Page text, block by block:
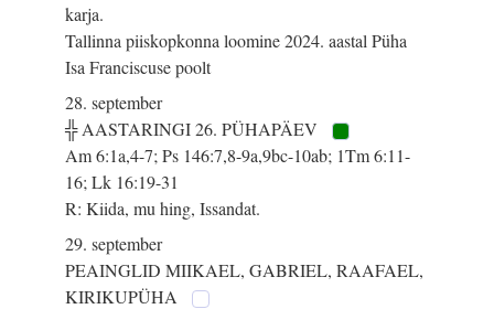
karja.
Tallinna piiskopkonna loomine 2024. aastal Püha
Isa Franciscuse poolt
28. september
╬ AASTARINGI 26. PÜHAPÄEV
Am 6:1a,4-7; Ps 146:7,8-9a,9bc-10ab; 1Tm 6:11-
16; Lk 16:19-31
R: Kiida, mu hing, Issandat.
29. september
PEAINGLID MIIKAEL, GABRIEL, RAAFAEL,
KIRIKUPÜHA